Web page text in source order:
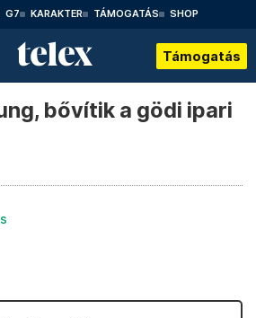
G7 KARAKTER TÁMOGATÁS SHOP
Támogatás
bővítik a gödi ipari